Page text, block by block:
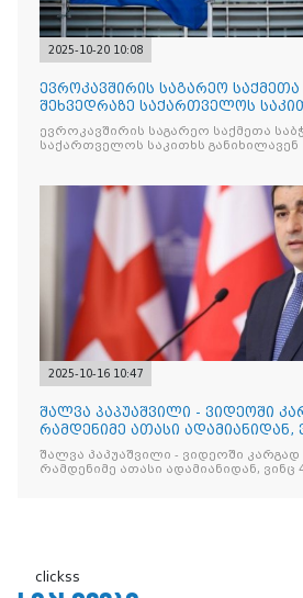
2025-10-20 10:08
ევროკავშირის საგარეო საქმეთა
შეხვედრაზე საქართველოს
ევროკავშირის საგარეო საქმეთა
საქართველოს საკითხს განიხილავენ
2025-10-16 10:47
შალვა პაპუაშვილი - ვიდეოში
რამდენიმე ათასი ადამიანიდან,
შეიკრიბა,
შალვა პაპუაშვილი - ვიდეოში კარგად
რამდენიმე ათასი ადამიანიდან, ვინც
clickss